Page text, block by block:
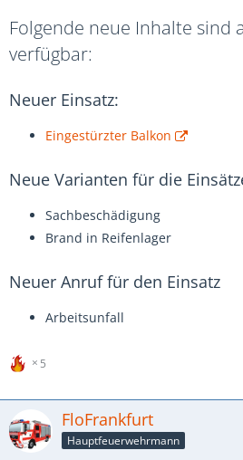
Folgende neue Inhalte sind
verfügbar:
Neuer Einsatz:
Eingestürzter Balkon
Neue Varianten für die
Sachbeschädigung
Brand in Reifenlager
Neuer Anruf für den Einsatz
Arbeitsunfall
5
FloFrankfurt
Hauptfeuerwehrmann